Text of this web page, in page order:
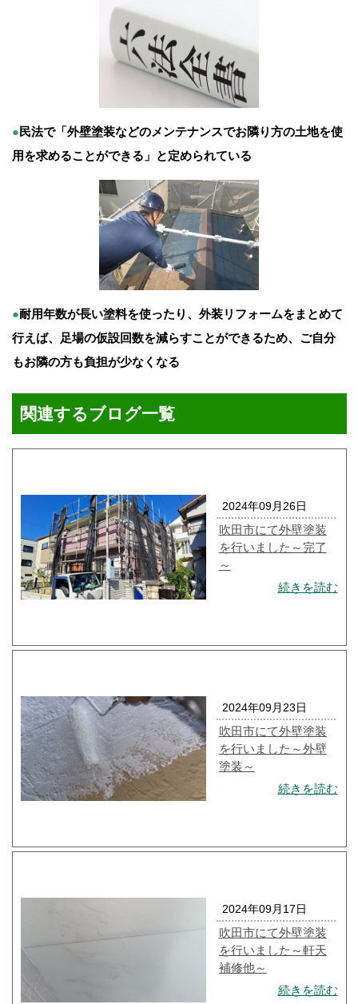
● 民法で「外壁塗装などのメンテナンスでお隣り方の土地を使
用を求めることができる」と定められている
●耐用年数が長い塗料を使ったり、外装リフォームをまとめて
行えば、足場の仮設回数を減らすことができるため、ご自分
もお隣の方も負担が少なくなる
関連するブログ一覧
2024年09月26日
吹田市にて外壁塗装
を行いました～完了
～
続きを読む
2024年09月23日
吹田市にて外壁塗装
を行いました～外壁
塗装～
続きを読む
2024年09月17日
吹田市にて外壁塗装
を行いました～軒天
補修他～
続きを読む